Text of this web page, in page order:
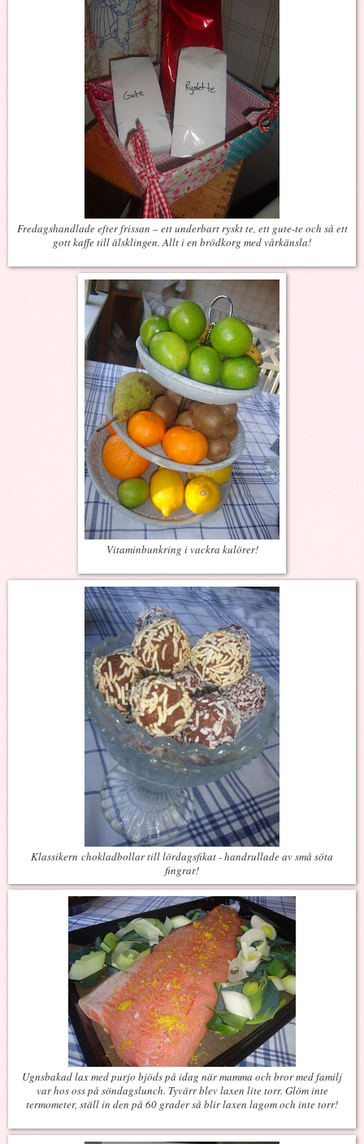
Fredagshandlade efter frissan – ett underbart ryskt te, ett gute-te och så ett
gott kaffe till älsklingen. Allt i en brödkorg med vårkänsla!
Vitaminbunkring i vackra kulörer!
Klassikern chokladbollar till lördagsfikat - handrullade av små söta
fingrar!
Ugnsbakad lax med purjo bjöds på idag när mamma och bror med familj
var hos oss på söndagslunch. Tyvärr blev laxen lite torr. Glöm inte
termometer, ställ in den på 60 grader så blir laxen lagom och inte torr!